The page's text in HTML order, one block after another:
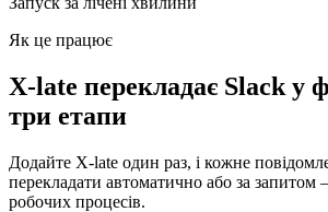
Як це працює
X-late перекладає Slack у
три етапи
Додайте X-late один раз, і кожне
перекладати автоматично або за запитом
робочих процесів.